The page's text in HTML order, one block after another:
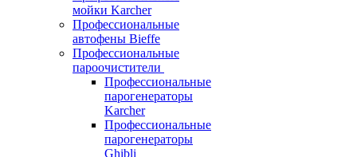
мойки Karcher
Профессиональные
автофены Bieffe
Профессиональные
пароочистители
Профессиональные
парогенераторы
Karcher
Профессиональные
парогенераторы
Ghibli